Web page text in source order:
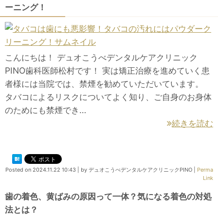
ーニング！
こんにちは！ デュオこうべデンタルケアクリニック
PINO歯科医師松村です！ 実は矯正治療を進めていく患
者様には当院では、禁煙を勧めていただいています。
タバコによるリスクについてよく知り、ご自身のお身体
のためにも禁煙でき…
続きを読む
Posted on 2024.11.22 10:43 by デュオこうべデンタルケアクリニックPINO
Perma
Link
歯の着色、黄ばみの原因って一体？気になる着色の対処
法とは？